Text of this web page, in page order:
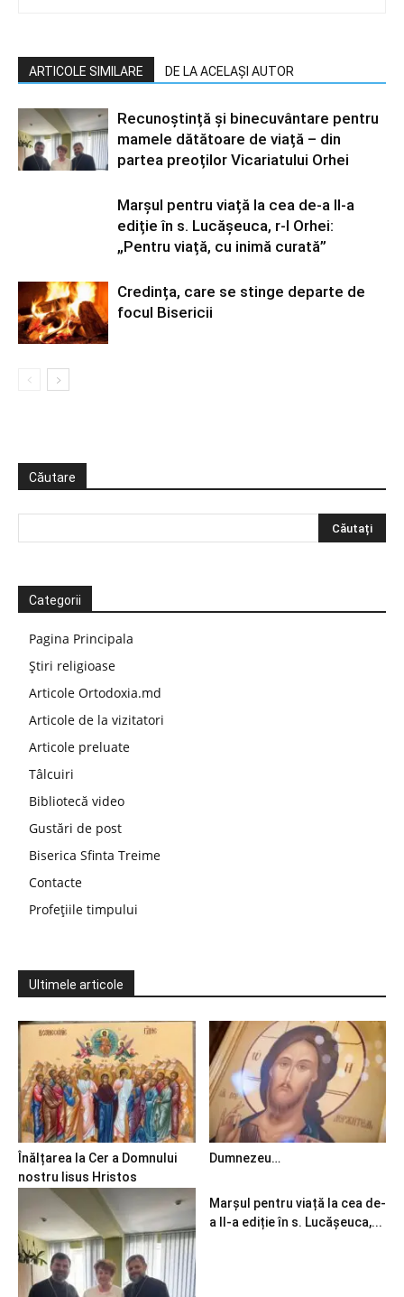
ARTICOLE SIMILARE DE LA ACELAȘI AUTOR
Recunoștință și binecuvântare pentru
mamele dătătoare de viață – din
partea preoților Vicariatului Orhei
Marșul pentru viață la cea de-a II-a
ediție în s. Lucășeuca, r-l Orhei:
„Pentru viață, cu inimă curată”
Credința, care se stinge departe de
focul Bisericii
Căutare
Categorii
Pagina Principala
Știri religioase
Articole Ortodoxia.md
Articole de la vizitatori
Articole preluate
Tâlcuiri
Bibliotecă video
Gustări de post
Biserica Sfinta Treime
Contacte
Profețiile timpului
Ultimele articole
Înălțarea la Cer a Domnului
nostru Iisus Hristos
Dumnezeu…
Marșul pentru viață la cea de-
a II-a ediție în s. Lucășeuca,...